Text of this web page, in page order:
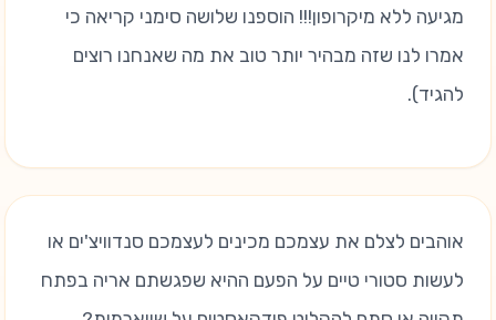
מגיעה ללא מיקרופון!!! הוספנו שלושה סימני קריאה כי
אמרו לנו שזה מבהיר יותר טוב את מה שאנחנו רוצים
להגיד).
אוהבים לצלם את עצמכם מכינים לעצמכם סנדוויצ'ים או
לעשות סטורי טיים על הפעם ההיא שפגשתם אריה בפתח